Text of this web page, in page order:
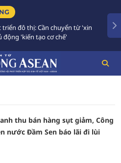
triển đô thị: Cần chuyển từ 'xin
động 'kiến tạo cơ chế'
thu bán hàng sụt giảm, Công
nước Đầm Sen báo lãi đi lùi